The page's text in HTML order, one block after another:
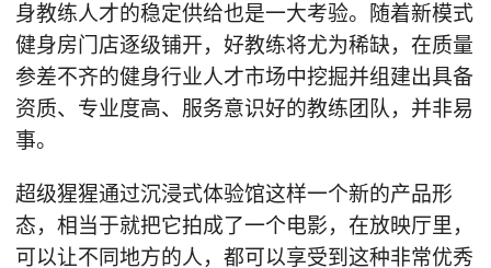
身教练人才的稳定供给也是一大考验。随着新模式
健身房门店逐级铺开，好教练将尤为稀缺，在质量
参差不齐的健身行业人才市场中挖掘并组建出具备
资质、专业度高、服务意识好的教练团队，并非易
事。
超级猩猩通过沉浸式体验馆这样一个新的产品形
态，相当于就把它拍成了一个电影，在放映厅里，
可以让不同地方的人，都可以享受到这种非常优秀